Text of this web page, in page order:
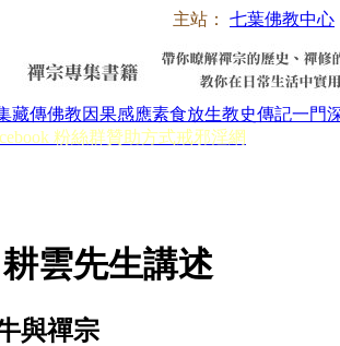
主站： 七葉佛教中心
藏傳佛教因果感應素食放生教史傳記一門
粉絲群贊助方式戒邪淫網
雲先生講述
與禪宗